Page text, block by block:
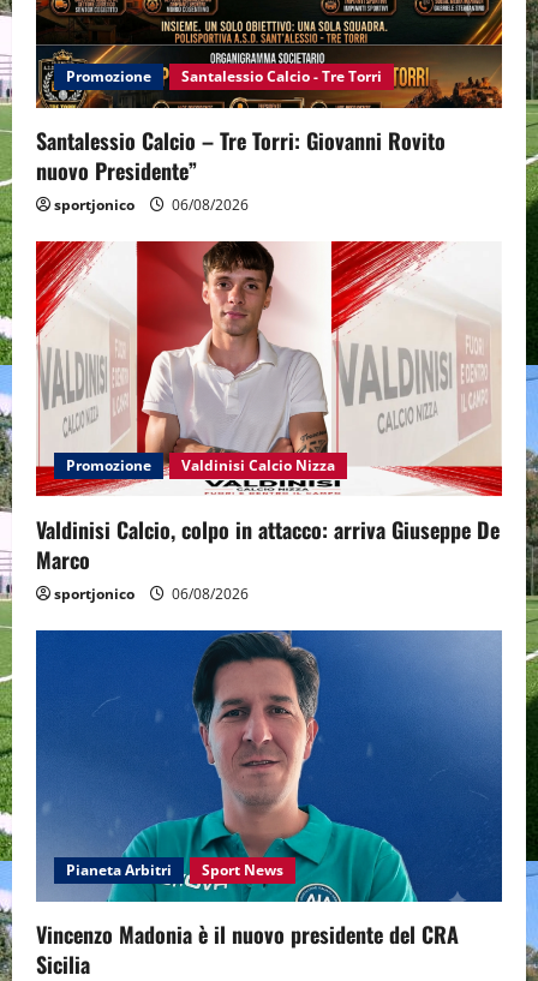
Promozione Santalessio Calcio - Tre Torri
Santalessio Calcio – Tre Torri: Giovanni Rovito
nuovo Presidente”
sportjonico 06/08/2026
Promozione Valdinisi Calcio Nizza
Valdinisi Calcio, colpo in attacco: arriva Giuseppe De
Marco
sportjonico 06/08/2026
Pianeta Arbitri Sport News
Vincenzo Madonia è il nuovo presidente del CRA
Sicilia